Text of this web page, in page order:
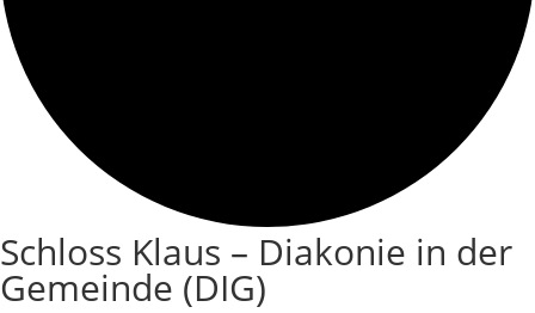
Schloss Klaus – Diakonie in der
Gemeinde (DIG)